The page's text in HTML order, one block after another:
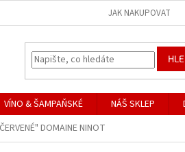
JAK NAKUPOVAT
VÍNO & ŠAMPAŇSKÉ NÁŠ SKLEP
DOMAINE NINOT